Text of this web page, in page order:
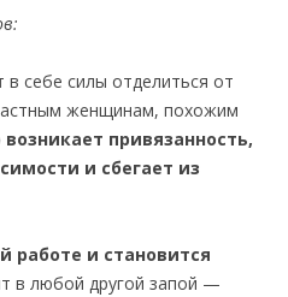
себе силы отделиться от
женщинам, похожим
возникает привязанность,
и сбегает из
работе и становится
в любой другой запой —